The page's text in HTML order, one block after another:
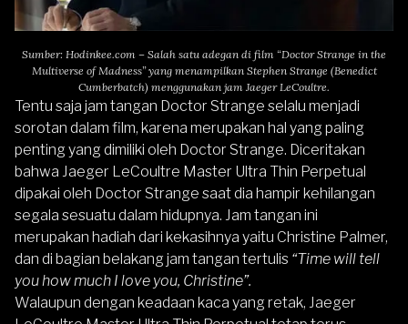
Sumber: Hodinkee.com – Salah satu adegan di film “Doctor Strange in the
Multiverse of Madness” yang menampilkan Stephen Strange (Benedict
Cumberbatch) menggunakan jam Jaeger LeCoultre.
Tentu saja jam tangan Doctor Strange selalu menjadi
sorotan dalam film, karena merupakan hal yang paling
penting yang dimiliki oleh Doctor Strange. Diceritakan
bahwa Jaeger LeCoultre Master Ultra Thin Perpetual
dipakai oleh Doctor Strange saat dia hampir kehilangan
segala sesuatu dalam hidupnya. Jam tangan ini
merupakan hadiah dari kekasihnya yaitu Christine Palmer,
dan di bagian belakang jam tangan tertulis “Time will tell
you how much I love you, Christine”.
Walaupun dengan keadaan kaca yang retak, Jaeger